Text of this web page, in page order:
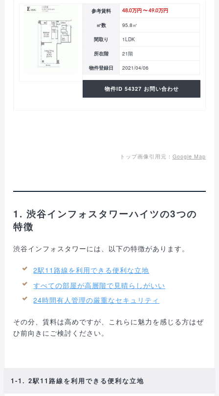
参考賃料 48.0万円 〜 49.0万円
㎡数 95.8㎡
間取り 1LDK
所在階 21階
物件登録日 2021/04/06
物件ID 54327 お問い合わせ
トップ画像引用元： Google Map
1. 渋谷インフォスタワーハイツの3つの
特徴
渋谷インフォスタワーには、以下の特徴があります。
2駅11路線を利用できる便利な立地
すべての部屋が高層階で見晴らしがいい
24時間有人管理の厳重なセキュリティ
その分、賃料は高めですが、これらに魅力を感じる方はぜ
ひ前向きにご検討ください。
1-1. 2駅11路線を利用できる便利な立地